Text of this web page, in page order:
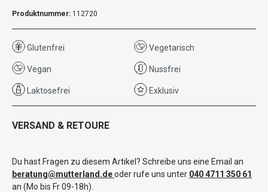
Produktnummer: 112720
Glutenfrei Vegetarisch
Vegan Nussfrei
Laktosefrei Exklusiv
VERSAND & RETOURE
Du hast Fragen zu diesem Artikel? Schreibe uns eine Email an
beratung@mutterland.deoder rufe uns unter 040 4711 350 61
an (Mo bis Fr 09-18h).